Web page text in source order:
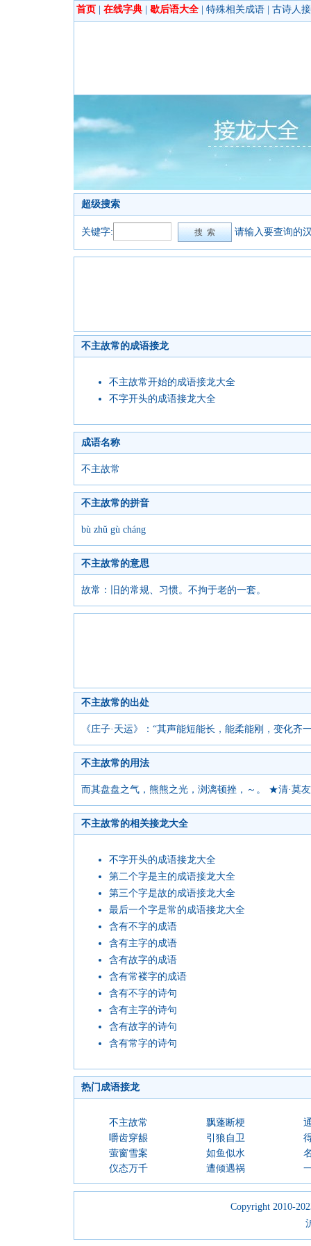
首页 在线字典 歇后语大全 特殊相关成语 古诗人
超级搜索
关键字: 请输入要查询的
不主故常的成语接龙
不主故常开始的成语接龙大全
不字开头的成语接龙大全
成语名称
不主故常
不主故常的拼音
bù zhǔ gù cháng
不主故常的意思
故常：旧的常规、习惯。不拘于老的一套。
不主故常的出处
《庄子·天运》：“其声能短能长，能柔能刚，变化齐
不主故常的用法
而其盘盘之气，熊熊之光，浏漓顿挫，～。 ★清·莫
不主故常的相关接龙大全
不字开头的成语接龙大全
第二个字是主的成语接龙大全
第三个字是故的成语接龙大全
最后一个字是常的成语接龙大全
含有不字的成语
含有主字的成语
含有故字的成语
含有常褛字的成语
含有不字的诗句
含有主字的诗句
含有故字的诗句
含有常字的诗句
热门成语接龙
不主故常 飘蓬断梗
嚼齿穿龈
引狼自卫
萤窗雪案
如鱼似水
仪态万千
遭倾遇祸
Copyright 2010-